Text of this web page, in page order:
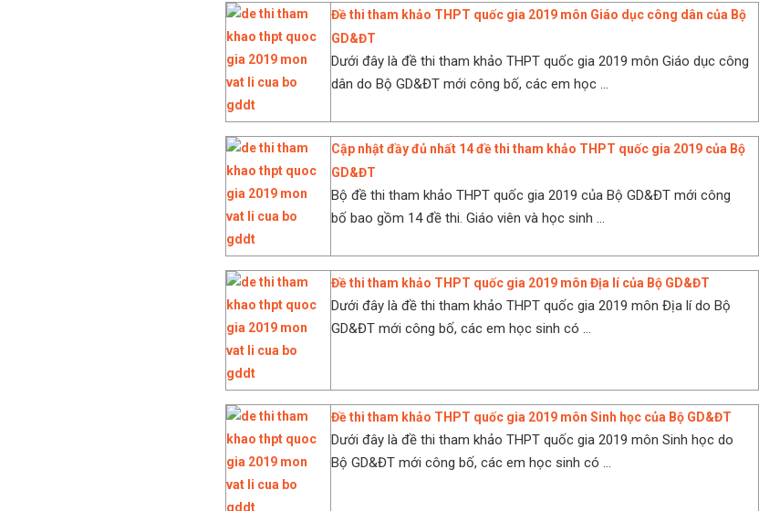
Đề thi tham khảo THPT quốc gia 2019 môn Giáo dục công dân của Bộ
GD&ĐT
Dưới đây là đề thi tham khảo THPT quốc gia 2019 môn Giáo dục công
dân do Bộ GD&ĐT mới công bố, các em học ...
Cập nhật đầy đủ nhất 14 đề thi tham khảo THPT quốc gia 2019 của Bộ
GD&ĐT
Bộ đề thi tham khảo THPT quốc gia 2019 của Bộ GD&ĐT mới công
bố bao gồm 14 đề thi. Giáo viên và học sinh ...
Đề thi tham khảo THPT quốc gia 2019 môn Địa lí của Bộ GD&ĐT
Dưới đây là đề thi tham khảo THPT quốc gia 2019 môn Địa lí do Bộ
GD&ĐT mới công bố, các em học sinh có ...
Đề thi tham khảo THPT quốc gia 2019 môn Sinh học của Bộ GD&ĐT
Dưới đây là đề thi tham khảo THPT quốc gia 2019 môn Sinh học do
Bộ GD&ĐT mới công bố, các em học sinh có ...